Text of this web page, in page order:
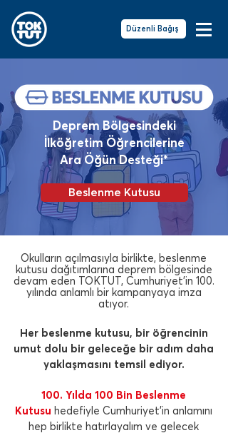
Düzenli Bağış
Deprem Bölgesindeki
İlköğretim Öğrencilerine
Ara Öğün Desteği*
Beslenme Kutusu
Okulların açılmasıyla birlikte, beslenme
kutusu dağıtımlarına d eprem bölgesinde
devam eden TOKTUT, Cumhuriyet'in 100.
yılında anlamlı bir kampanyaya imza
atıyor.
Her beslenme kutusu, bir öğrencinin
umut dolu bir geleceğe bir adım daha
yaklaşmasını temsil ediyor.
100. Yılda 100 Bin Beslenme
Kutusu hedefiyle Cumhuriyet'in anlamını
hep birlikte hatırlayalım ve gelecek